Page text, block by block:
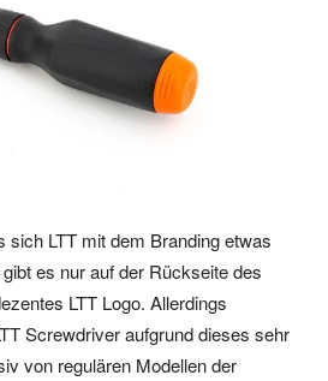
sich LTT mit dem Branding etwas
es nur auf der Rückseite des
LTT Logo. Allerdings
Screwdriver aufgrund dieses sehr
von regulären Modellen der